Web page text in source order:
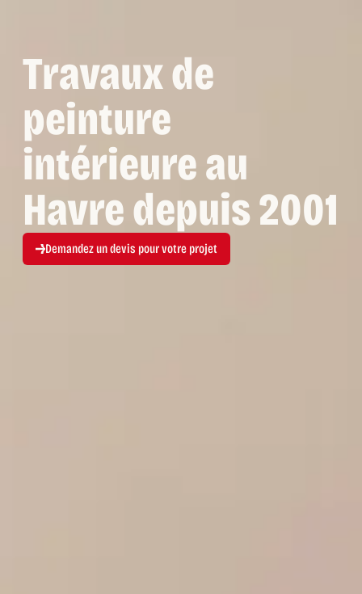
Travaux de
peinture
intérieure au
Havre depuis 2001
Demandez un devis pour votre projet